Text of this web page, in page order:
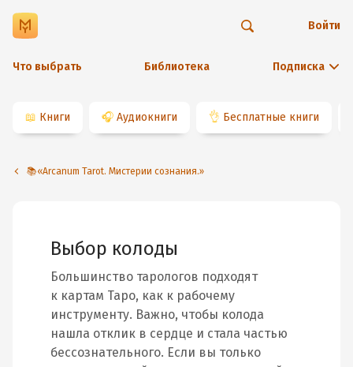
Что выбрать Библиотека Подписка
Войти
📖 Книги 🎧 Аудиокниги 👌 Бесплатные книги
📚«Arcanum Tarot. Мистерии сознания.»
Выбор колоды
Большинство тарологов подходят
к картам Таро, как к рабочему
инструменту. Важно, чтобы колода
нашла отклик в сердце и стала частью
бессознательного. Если вы только